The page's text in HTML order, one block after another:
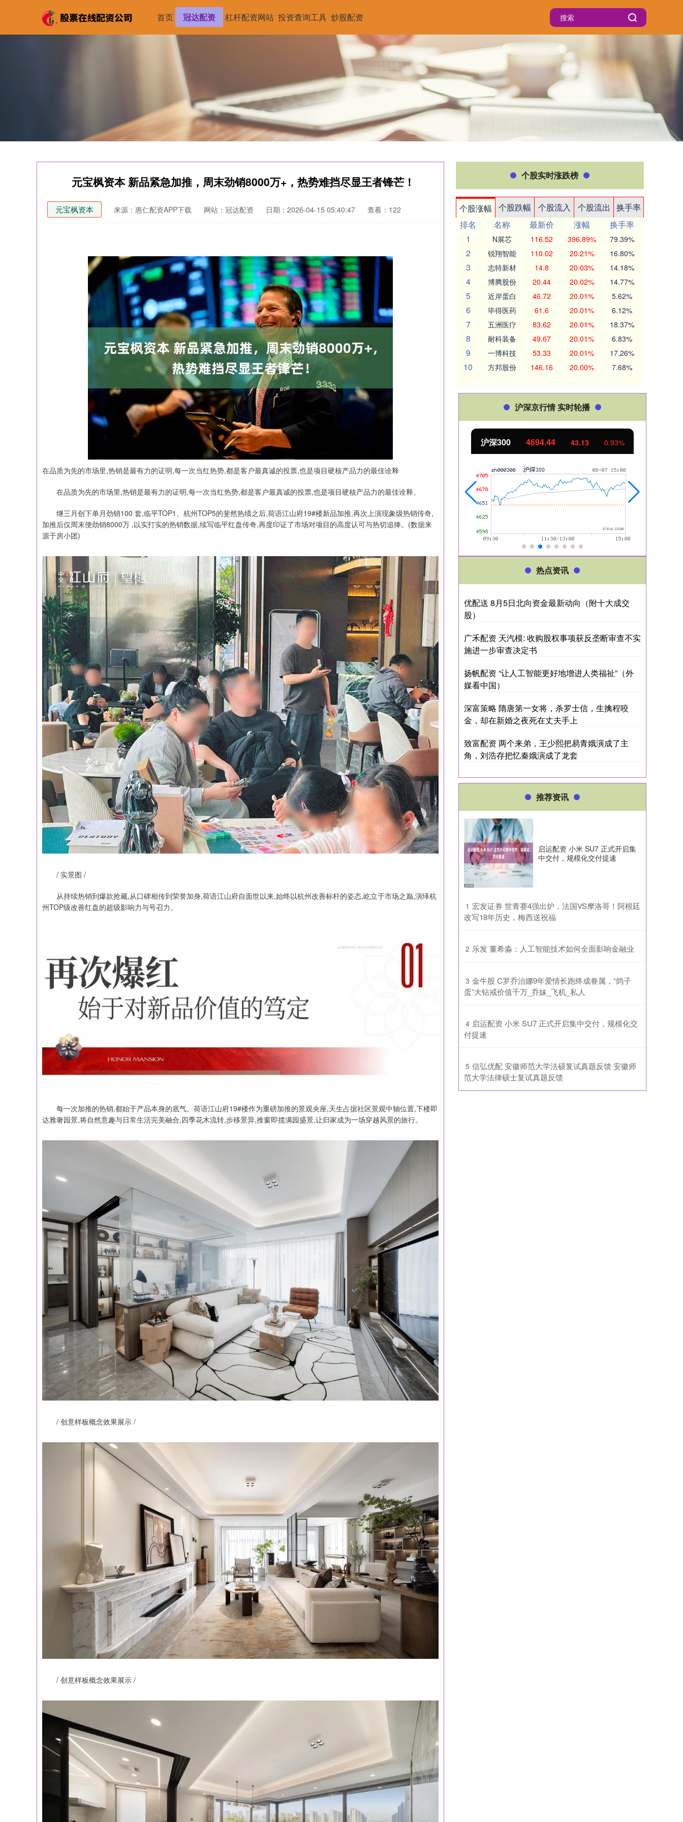
首页 冠达配资 杠杆配资网站 投资查询工具 炒股配资
元宝枫资本 新品紧急加推，周末劲销8000万+，热势难挡尽显王者锋芒！
元宝枫资本 来源：惠仁配资APP下载 网站：冠达配资 日期：2026-04-15 05:40:47 查看：122
在品质为先的市场里,热销是最有力的证明,每一次当红热势,都是客户最真诚的投票,也是项目硬核产品力的最佳诠释
在品质为先的市场里,热销是最有力的证明,每一次当红热势,都是客户最真诚的投票,也是项目硬核产品力的最佳诠释。
继三月创下单月劲销100 套,临平TOP1、杭州TOP5的斐然热绩之后,荷语江山府19#楼新品加推,再次上演现象级热销传奇,
加推后仅周末便劲销8000万 ,以实打实的热销数据,续写临平红盘传奇,再度印证了市场对项目的高度认可与热切追捧。(数据来
源于房小团)
/ 实景图 /
从持续热销到爆款抢藏,从口碑相传到荣誉加身,荷语江山府自面世以来,始终以杭州改善标杆的姿态,屹立于市场之巅,演绎杭
州TOP级改善红盘的超级影响力与号召力。
每一次加推的热销,都始于产品本身的底气。荷语江山府19#楼作为重磅加推的景观央座,天生占据社区景观中轴位置,下楼即
达雅奢园景,将自然意趣与日常生活完美融合,四季花木流转,步移景异,推窗即揽满园盛景,让归家成为一场穿越风景的旅行。
/ 创意样板概念效果展示 /
/ 创意样板概念效果展示 /
个股实时涨跌榜
个股涨幅 个股跌幅 个股流入 个股流出
换手率
排名
名称 最新价 涨幅
换手率
1
N展芯 116.52 396.89% 79.39%
2 锐翔智能 110.02 20.21% 16.80%
3 志特新材 14.8 20.03% 14.18%
4 博腾股份 20.44 20.02% 14.77%
5 近岸蛋白 46.72 20.01% 5.62%
6 毕得医药 61.6 20.01% 6.12%
7 五洲医疗 83.62 20.01% 18.37%
8 耐科装备 49.67 20.01% 6.83%
9 一博科技 53.33 20.01% 17.26%
10 方邦股份 146.16 20.00% 7.68%
沪深京行情 实时轮播
200.89 1.42% 北证50 1134.24 11.37 1.01%
热点资讯
优配送 8月5日北向资金最新动向（附十大成交
股）
广禾配资 天汽模: 收购股权事项获反垄断审查不实
施进一步审查决定书
扬帆配资 “让人工智能更好地增进人类福祉”（外
媒看中国）
深富策略 隋唐第一女将，杀罗士信，生擒程咬
金，却在新婚之夜死在丈夫手上
致富配资 两个来弟，王少熙把易青娥演成了主
角，刘浩存把忆秦娥演成了龙套
推荐资讯
启运配资 小米 SU7 正式开启集
中交付，规模化交付提速
1 ​宏发证券 世青赛4强出炉，法国VS摩洛哥！阿根廷
改写18年历史，梅西送祝福
2 ​乐发 董希淼：人工智能技术如何全面影响金融业
3 ​金牛股 C罗乔治娜9年爱情长跑终成眷属，“鸽子
蛋”大钻戒价值千万_乔妹_飞机_私人
4 ​启运配资 小米 SU7 正式开启集中交付，规模化交
付提速
5 ​信弘优配 安徽师范大学法硕复试真题反馈 安徽师
范大学法律硕士复试真题反馈